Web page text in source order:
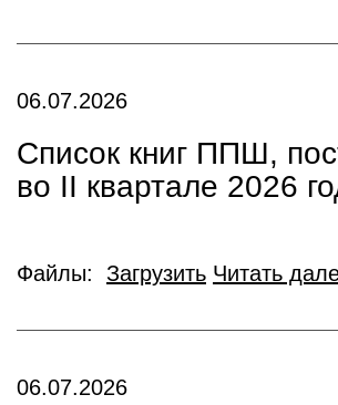
06.07.2026
Список книг ППШ,
во II квартале 2026
Файлы: Загрузить Читать
06.07.2026